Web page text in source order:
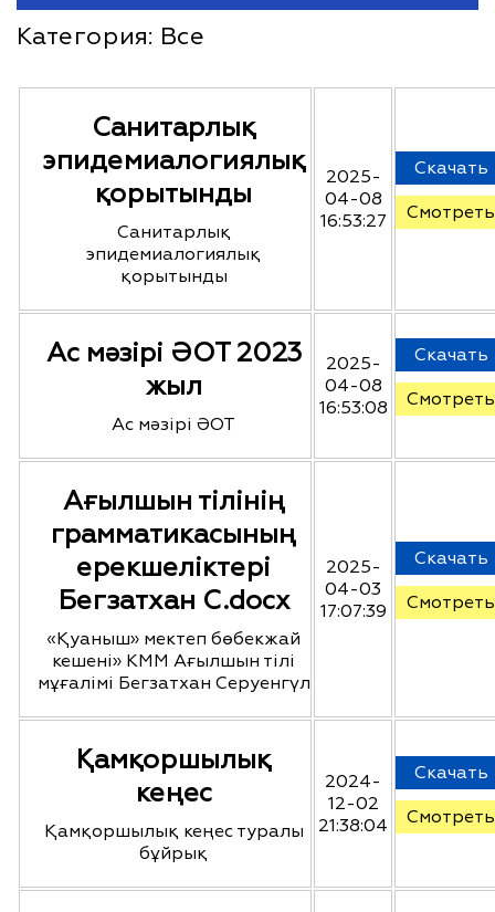
Категория: Все
Санитарлық
эпидемиалогиялық
қорытынды
Санитарлық
эпидемиалогиялық
қорытынды
2025-
04-08
16:53:27
Скачать
Смотреть
Ас мәзірі ӘОТ 2023
жыл
Ас мәзірі ӘОТ
2025-
04-08
16:53:08
Скачать
Смотреть
Ағылшын тілінің
грамматикасының
ерекшеліктері
Бегзатхан С.docx
«Қуаныш» мектеп бөбекжай
кешені» КММ Ағылшын тілі
мұғалімі Бегзатхан Серуенгүл
2025-
04-03
17:07:39
Скачать
Смотреть
Қамқоршылық
кеңес
Қамқоршылық кеңес туралы
бұйрық
2024-
12-02
21:38:04
Скачать
Смотреть